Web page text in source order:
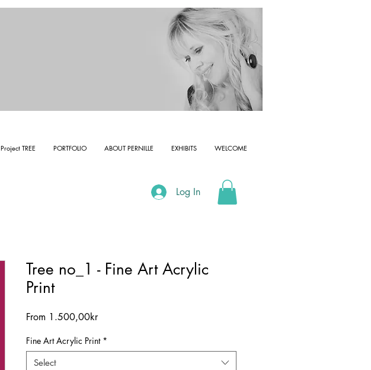
Project TREE PORTFOLIO ABOUT PERNILLE EXHIBITS WELCOME
Tree no_1 - Fine Art Acrylic
Print
From 1.500,00krSale
Fine Art Acrylic Print *
Select
Log In